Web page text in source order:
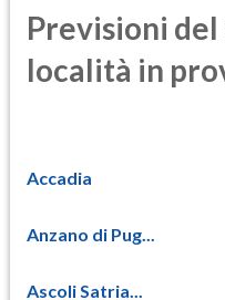
Previsioni
località in
Accadia
Anzano di Pug...
Ascoli Satria...